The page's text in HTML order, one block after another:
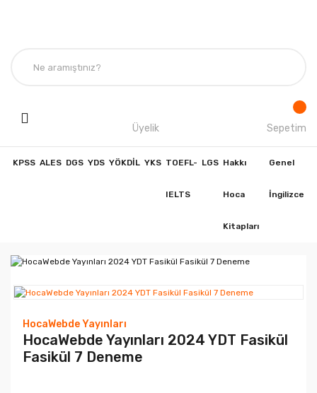
Üyelik Sepetim
KPSS ALES DGS YDS YÖKDİL YKS TOEFL-
IELTS
LGS Hakkı
Hoca
Kitapları
Genel
İngilizce
HocaWebde Yayınları
HocaWebde Yayınları 2024 YDT Fasikül
Fasikül 7 Deneme